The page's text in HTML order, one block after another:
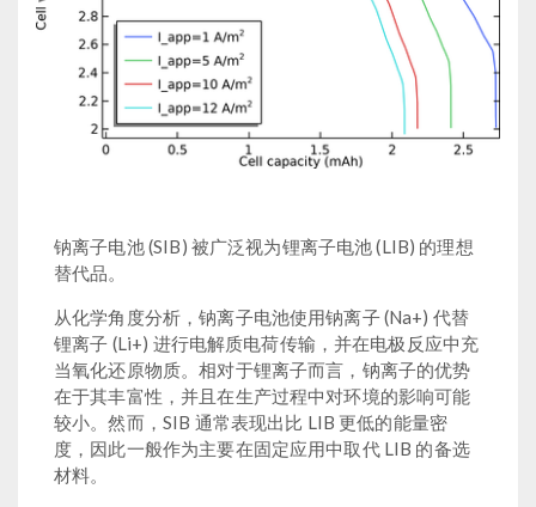
钠离子电池 (SIB) 被广泛视为锂离子电池 (LIB) 的理想
替代品。
从化学角度分析，钠离子电池使用钠离子 (Na+) 代替
锂离子 (Li+) 进行电解质电荷传输，并在电极反应中充
当氧化还原物质。相对于锂离子而言，钠离子的优势
在于其丰富性，并且在生产过程中对环境的影响可能
较小。然而，SIB 通常表现出比 LIB 更低的能量密
度，因此一般作为主要在固定应用中取代 LIB 的备选
材料。